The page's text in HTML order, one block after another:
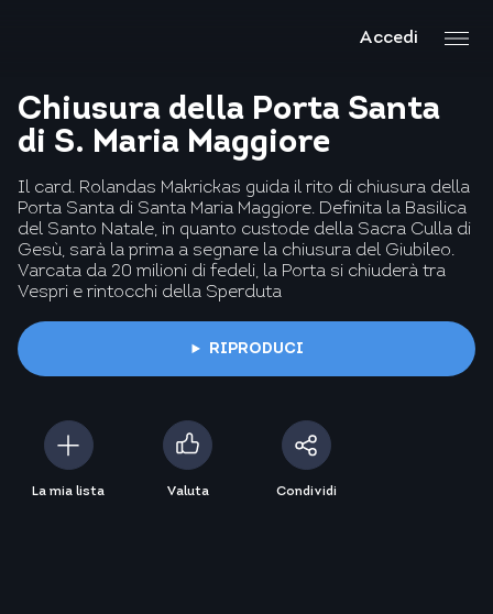
Accedi
Chiusura della Porta Santa
di S. Maria Maggiore
Il card. Rolandas Makrickas guida il rito di chiusura della
Porta Santa di Santa Maria Maggiore. Definita la Basilica
del Santo Natale, in quanto custode della Sacra Culla di
Gesù, sarà la prima a segnare la chiusura del Giubileo.
Varcata da 20 milioni di fedeli, la Porta si chiuderà tra
Vespri e rintocchi della Sperduta
RIPRODUCI
La mia lista Valuta Condividi